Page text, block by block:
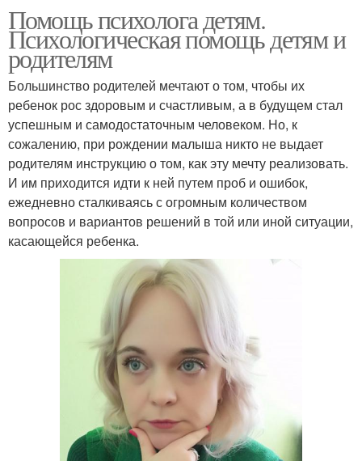
Помощь психолога детям.
Психологическая помощь детям и
родителям
Большинство родителей мечтают о том, чтобы их
ребенок рос здоровым и счастливым, а в будущем стал
успешным и самодостаточным человеком. Но, к
сожалению, при рождении малыша никто не выдает
родителям инструкцию о том, как эту мечту реализовать.
И им приходится идти к ней путем проб и ошибок,
ежедневно сталкиваясь с огромным количеством
вопросов и вариантов решений в той или иной ситуации,
касающейся ребенка.